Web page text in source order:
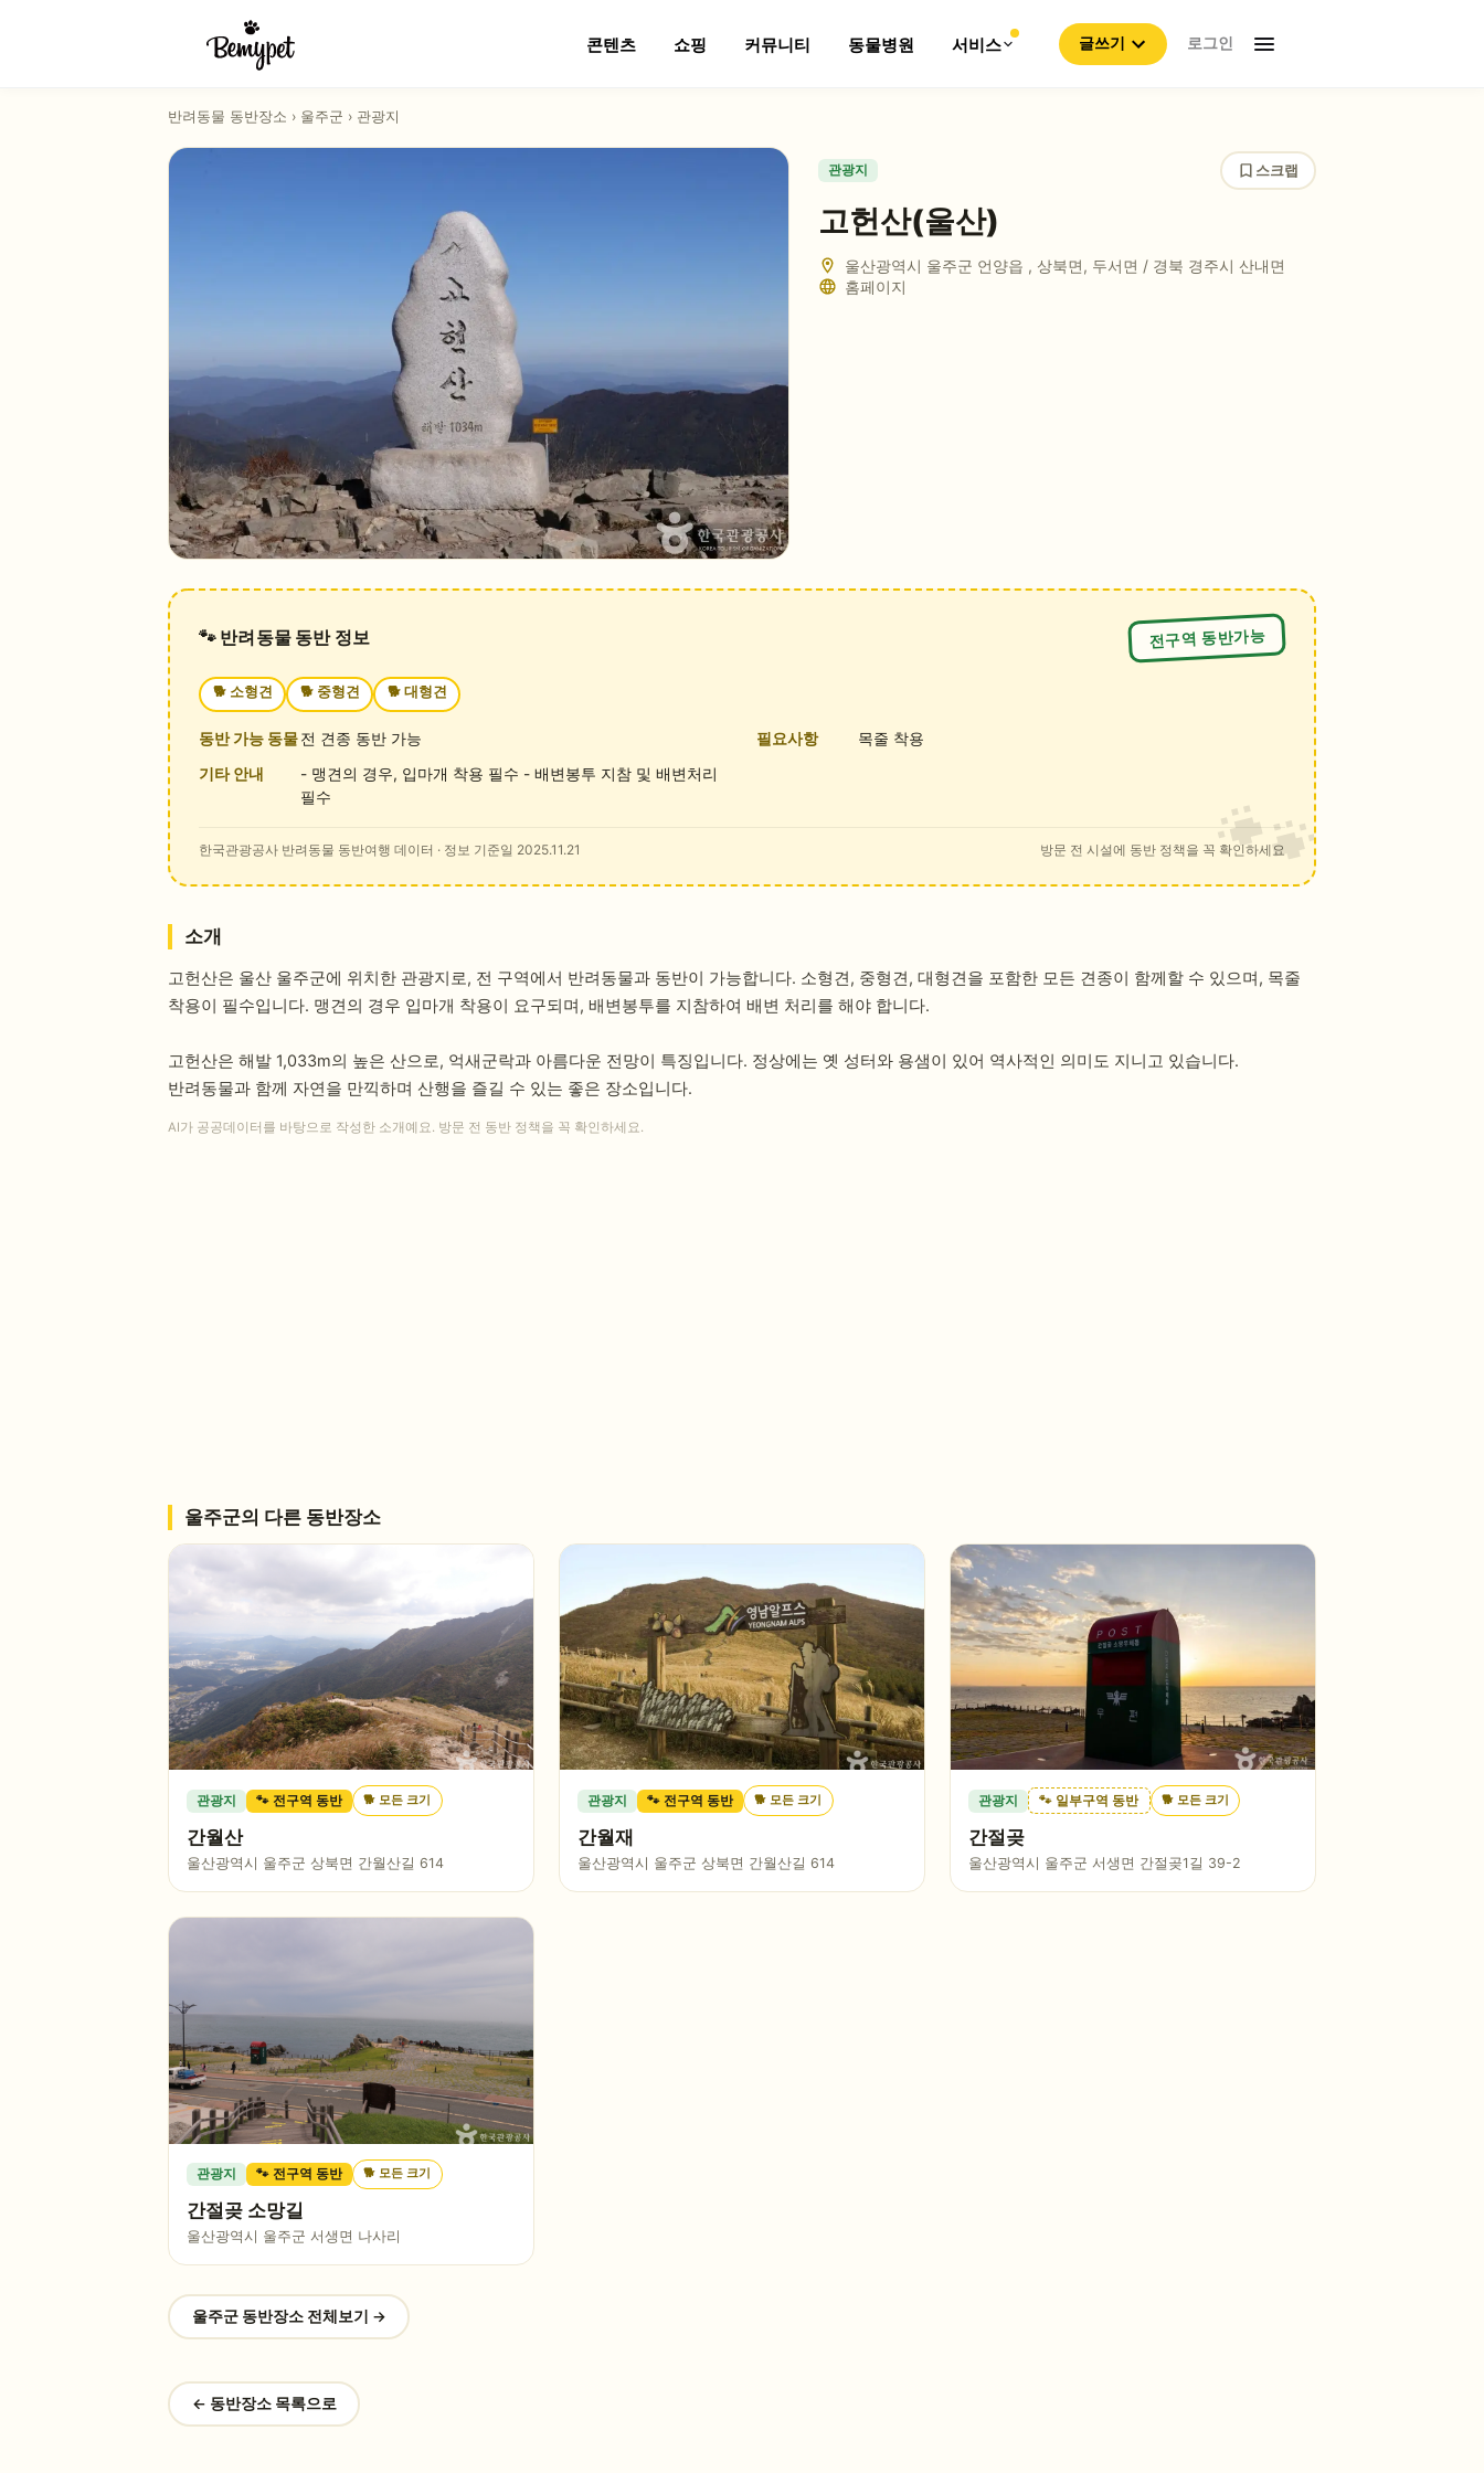
콘텐츠 쇼핑 커뮤니티 동물병원 서비스 글쓰기 로그인
반려동물 동반장소 › 울주군 › 관광지
관광지 스크랩
고헌산(울산)
울산광역시 울주군 언양읍 , 상북면, 두서면 / 경북 경주시 산내면
홈페이지
🐾 반려동물 동반 정보 전구역 동반가능
🐕 소형견 🐕 중형견 🐕 대형견
동반 가능 동물전 견종 동반 가능 필요사항
목줄 착용
기타 안내
- 맹견의 경우, 입마개 착용 필수 - 배변봉투 지참 및 배변처리
필수
한국관광공사 반려동물 동반여행 데이터 · 정보 기준일 2025.11.21 방문 전 시설에 동반 정책을 꼭 확인하세요
소개
고헌산은 울산 울주군에 위치한 관광지로, 전 구역에서 반려동물과 동반이 가능합니다. 소형견, 중형견, 대형견을 포함한 모든 견종이 함께할 수 있으며, 목줄
착용이 필수입니다. 맹견의 경우 입마개 착용이 요구되며, 배변봉투를 지참하여 배변 처리를 해야 합니다.
고헌산은 해발 1,033m의 높은 산으로, 억새군락과 아름다운 전망이 특징입니다. 정상에는 옛 성터와 용샘이 있어 역사적인 의미도 지니고 있습니다.
반려동물과 함께 자연을 만끽하며 산행을 즐길 수 있는 좋은 장소입니다.
AI가 공공데이터를 바탕으로 작성한 소개예요. 방문 전 동반 정책을 꼭 확인하세요.
울주군의 다른 동반장소
관광지 🐾 전구역 동반 🐕 모든 크기
간월산
울산광역시 울주군 상북면 간월산길 614
관광지 🐾 전구역 동반 🐕 모든 크기
간월재
울산광역시 울주군 상북면 간월산길 614
관광지 🐾 일부구역 동반 🐕 모든 크기
간절곶
울산광역시 울주군 서생면 간절곶1길 39-2
관광지 🐾 전구역 동반 🐕모든 크기
간절곶 소망길
울산광역시 울주군 서생면 나사리
울주군동반장소 전체보기 →
← 동반장소 목록으로